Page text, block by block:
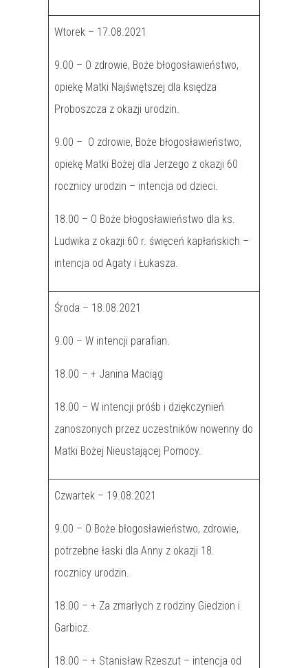
Wtorek – 17.08.2021
9.00 – O zdrowie, Boże błogosławieństwo,
opiekę Matki Najświętszej dla księdza
Proboszcza z okazji urodzin.
9.00 – O zdrowie, Boże błogosławieństwo,
opiekę Matki Bożej dla Jerzego z okazji 60
rocznicy urodzin – intencja od dzieci.
18.00 – O Boże błogosławieństwo dla ks.
Ludwika z okazji 60 r. święceń kapłańskich –
intencja od Agaty i Łukasza.
Środa – 18.08.2021
9.00 – W intencji parafian.
18.00 – + Janina Maciąg
18.00 – W intencji próśb i dziękczynień
zanoszonych przez uczestników nowenny do
Matki Bożej Nieustającej Pomocy.
Czwartek – 19.08.2021
9.00 – O Boże błogosławieństwo, zdrowie,
potrzebne łaski dla Anny z okazji 18.
rocznicy urodzin.
18.00 – + Za zmarłych z rodziny Giedzion i
Garbicz.
18.00 – + Stanisław Rzeszut – intencja od